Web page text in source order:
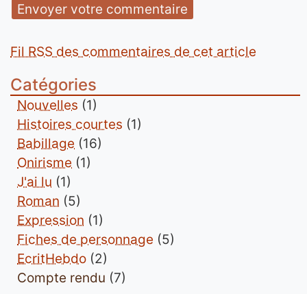
Fil RSS des commentaires de cet article
Catégories
Nouvelles (1)
Histoires courtes (1)
Babillage (16)
Onirisme (1)
J'ai lu (1)
Roman (5)
Expression (1)
Fiches de personnage (5)
EcritHebdo (2)
Compte rendu (7)